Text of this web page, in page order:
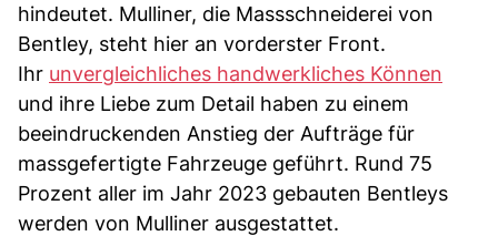
hindeutet. Mulliner, die Massschneiderei von
Bentley, steht hier an vorderster Front.
Ihr unvergleichliches handwerkliches Können
und ihre Liebe zum Detail haben zu einem
beeindruckenden Anstieg der Aufträge für
massgefertigte Fahrzeuge geführt. Rund 75
Prozent aller im Jahr 2023 gebauten Bentleys
werden von Mulliner ausgestattet.